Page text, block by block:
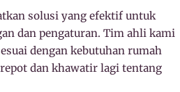
solusi yang efektif untuk
dan pengaturan. Tim ahli kami
dengan kebutuhan rumah
dan khawatir lagi tentang